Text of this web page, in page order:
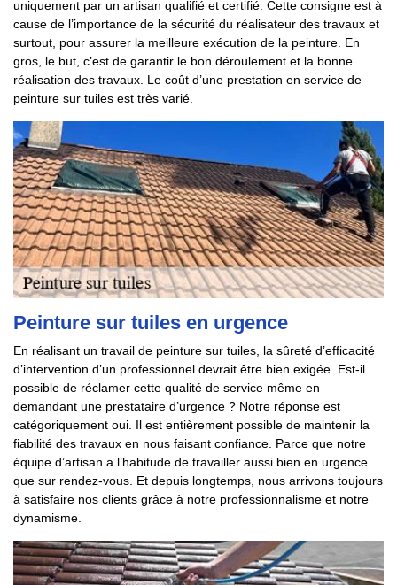
uniquement par un artisan qualifié et certifié. Cette consigne est à
cause de l’importance de la sécurité du réalisateur des travaux et
surtout, pour assurer la meilleure exécution de la peinture. En
gros, le but, c’est de garantir le bon déroulement et la bonne
réalisation des travaux. Le coût d’une prestation en service de
peinture sur tuiles est très varié.
Peinture sur tuiles en urgence
En réalisant un travail de peinture sur tuiles, la sûreté d’efficacité
d’intervention d’un professionnel devrait être bien exigée. Est-il
possible de réclamer cette qualité de service même en
demandant une prestataire d’urgence ? Notre réponse est
catégoriquement oui. Il est entièrement possible de maintenir la
fiabilité des travaux en nous faisant confiance. Parce que notre
équipe d’artisan a l’habitude de travailler aussi bien en urgence
que sur rendez-vous. Et depuis longtemps, nous arrivons toujours
à satisfaire nos clients grâce à notre professionnalisme et notre
dynamisme.